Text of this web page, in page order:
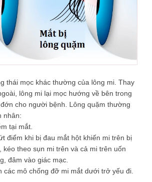
thái mọc khác thường của lông mi. Thay
lông mi lại mọc hướng về bên trong
cho người bệnh. Lông quặm thường
nhân:
tại mắt.
điểm khi bị đau mắt hột khiến mi trên bị
theo sụn mi trên và cả mi trên uốn
đâm vào giác mạc.
các mô chống đỡ mi mắt dưới trở yếu đi.